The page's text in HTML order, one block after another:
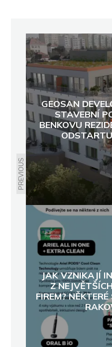
PREVIOUS
GEOSAN
STAVEBNÍ
BENKOVU
JAK VZNIKAJÍ
Z
FIREM?